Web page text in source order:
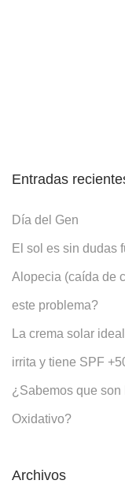
Entradas
Día del Gen
El sol es sin dudas
Alopecia (caída de
este problema?
La crema solar
irrita y tiene SPF
¿Sabemos que
Oxidativo?
Archivos